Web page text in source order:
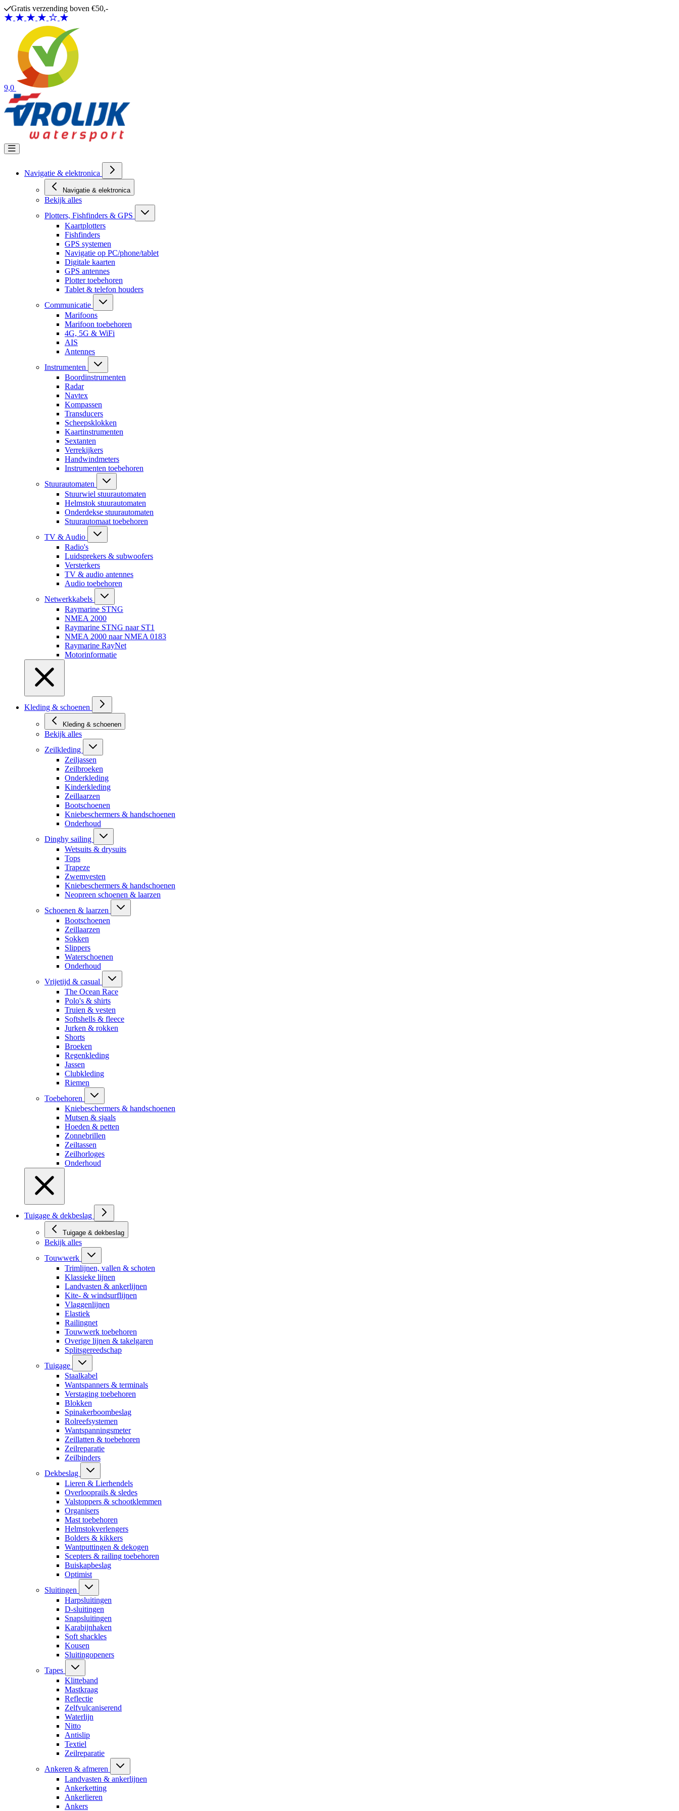
Ga naar de inhoud
Gratis verzending boven €50,-
9,0
Navigatie & elektronica
Navigatie & elektronica
Bekijk alles
Plotters, Fishfinders & GPS
Kaartplotters
Fishfinders
GPS systemen
Navigatie op PC/phone/tablet
Digitale kaarten
GPS antennes
Plotter toebehoren
Tablet & telefon houders
Communicatie
Marifoons
Marifoon toebehoren
4G, 5G & WiFi
AIS
Antennes
Instrumenten
Boordinstrumenten
Radar
Navtex
Kompassen
Transducers
Scheepsklokken
Kaartinstrumenten
Sextanten
Verrekijkers
Handwindmeters
Instrumenten toebehoren
Stuurautomaten
Stuurwiel stuurautomaten
Helmstok stuurautomaten
Onderdekse stuurautomaten
Stuurautomaat toebehoren
TV & Audio
Radio's
Luidsprekers & subwoofers
Versterkers
TV & audio antennes
Audio toebehoren
Netwerkkabels
Raymarine STNG
NMEA 2000
Raymarine STNG naar ST1
NMEA 2000 naar NMEA 0183
Raymarine RayNet
Motorinformatie
Kleding & schoenen
Kleding & schoenen
Bekijk alles
Zeilkleding
Zeiljassen
Zeilbroeken
Onderkleding
Kinderkleding
Zeillaarzen
Bootschoenen
Kniebeschermers & handschoenen
Onderhoud
Dinghy sailing
Wetsuits & drysuits
Tops
Trapeze
Zwemvesten
Kniebeschermers & handschoenen
Neopreen schoenen & laarzen
Schoenen & laarzen
Bootschoenen
Zeillaarzen
Sokken
Slippers
Waterschoenen
Onderhoud
Vrijetijd & casual
The Ocean Race
Polo's & shirts
Truien & vesten
Softshells & fleece
Jurken & rokken
Shorts
Broeken
Regenkleding
Jassen
Clubkleding
Riemen
Toebehoren
Kniebeschermers & handschoenen
Mutsen & sjaals
Hoeden & petten
Zonnebrillen
Zeiltassen
Zeilhorloges
Onderhoud
Tuigage & dekbeslag
Tuigage & dekbeslag
Bekijk alles
Touwwerk
Trimlijnen, vallen & schoten
Klassieke lijnen
Landvasten & ankerlijnen
Kite- & windsurflijnen
Vlaggenlijnen
Elastiek
Railingnet
Touwwerk toebehoren
Overige lijnen & takelgaren
Splitsgereedschap
Tuigage
Staalkabel
Wantspanners & terminals
Verstaging toebehoren
Blokken
Spinakerboombeslag
Rolreefsystemen
Wantspanningsmeter
Zeillatten & toebehoren
Zeilreparatie
Zeilbinders
Dekbeslag
Lieren & Lierhendels
Overlooprails & sledes
Valstoppers & schootklemmen
Organisers
Mast toebehoren
Helmstokverlengers
Bolders & kikkers
Wantputtingen & dekogen
Scepters & railing toebehoren
Buiskapbeslag
Optimist
Sluitingen
Harpsluitingen
D-sluitingen
Snapsluitingen
Karabijnhaken
Soft shackles
Kousen
Sluitingopeners
Tapes
Klitteband
Mastkraag
Reflectie
Zelfvulcaniserend
Waterlijn
Nitto
Antislip
Textiel
Zeilreparatie
Ankeren & afmeren
Landvasten & ankerlijnen
Ankerketting
Ankerlieren
Ankers